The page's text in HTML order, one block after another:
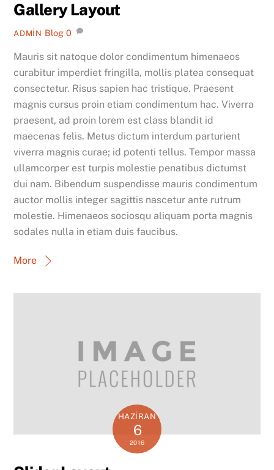
Gallery Layout
ADMIN Blog 0
Mauris sit natoque dolor condimentum himenaeos
curabitur imperdiet fringilla, mollis platea consequat
consectetur. Risus sapien hac tristique. Praesent
magnis cursus proin etiam condimentum hac. Viverra
praesent, ad proin lorem est class blandit id
maecenas felis. Metus dictum interdum parturient
viverra magnis curae; id potenti tellus. Tempor massa
ullamcorper est turpis molestie penatibus dictumst
dui nam. Bibendum suspendisse mauris condimentum
auctor mollis integer sagittis nascetur ante rutrum
molestie. Himenaeos sociosqu aliquam porta magnis
sodales nulla in etiam duis faucibus.
More
HAZIRAN
6
2016